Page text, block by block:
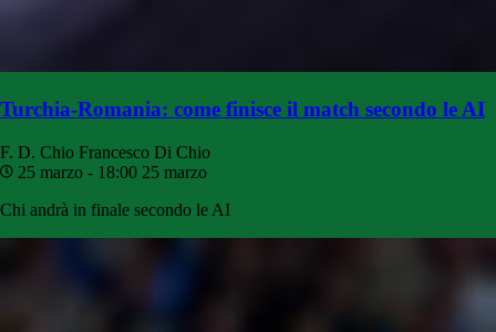
Turchia-Romania: come finisce il match secondo le AI
F. D. Chio Francesco Di Chio
25 marzo - 18:00 25 marzo
Chi andrà in finale secondo le AI